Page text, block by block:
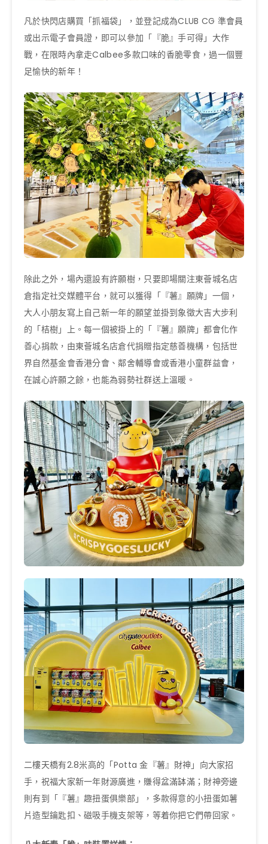
凡於快閃店購買「抓福袋」，並登記成為CLUB CG 準會員
或出示電子會員證，即可以參加「『脆』手可得」大作
戰，在限時內拿走Calbee多款口味的香脆零食，過一個豐
足愉快的新年！
除此之外，場內還設有許願樹，只要即場關注東薈城名店
倉指定社交媒體平台，就可以獲得「『薯』願牌」一個，
大人小朋友寫上自己新一年的願望並掛到象徵大吉大步利
的「桔樹」上。每一個被掛上的「『薯』願牌」都會化作
善心捐款，由東薈城名店倉代捐贈指定慈善機構，包括世
界自然基金會香港分會、鄰舍輔導會或香港小童群益會，
在誠心許願之餘，也能為弱勢社群送上溫暖。
二樓天橋有2.8米高的「Potta 金『薯』財神」向大家招
手，祝福大家新一年財源廣進，賺得盆滿缽滿；財神旁邊
則有到「『薯』趣扭蛋俱樂部」，多款得意的小扭蛋如薯
片造型鑰匙扣、磁吸手機支架等，等着你把它們帶回家。